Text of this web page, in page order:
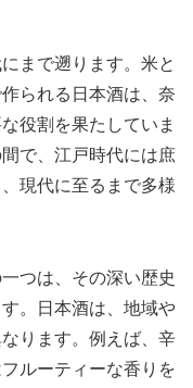
まで遡ります。米と
られる日本酒は、奈
役割を果たしていま
で、江戸時代には庶
現代に至るまで多様
つは、その深い歴史
。日本酒は、地域や
ります。例えば、辛
ルーティーな香りを